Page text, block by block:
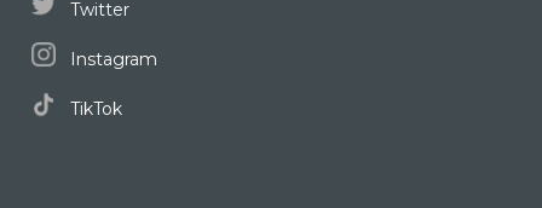
Twitter
Instagram
TikTok